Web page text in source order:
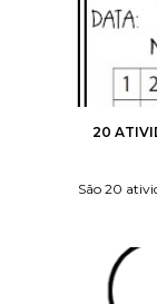
20
São 20